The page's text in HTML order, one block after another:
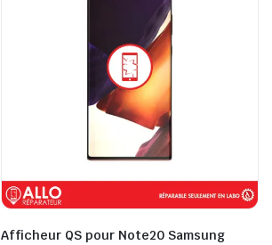
Afficheur QS pour Note20 Samsung